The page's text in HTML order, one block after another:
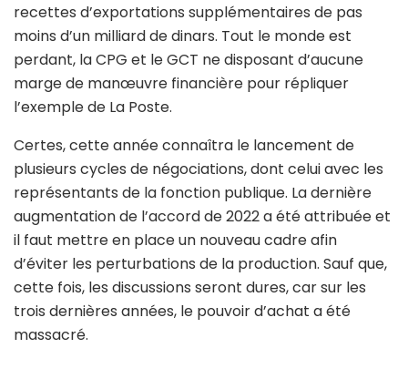
recettes d’exportations supplémentaires de pas
moins d’un milliard de dinars. Tout le monde est
perdant, la CPG et le GCT ne disposant d’aucune
marge de manœuvre financière pour répliquer
l’exemple de La Poste.
Certes, cette année connaîtra le lancement de
plusieurs cycles de négociations, dont celui avec les
représentants de la fonction publique. La dernière
augmentation de l’accord de 2022 a été attribuée et
il faut mettre en place un nouveau cadre afin
d’éviter les perturbations de la production. Sauf que,
cette fois, les discussions seront dures, car sur les
trois dernières années, le pouvoir d’achat a été
massacré.